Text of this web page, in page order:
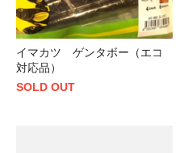
イマカツ ゲンタボー（エコ
対応品）
SOLD OUT